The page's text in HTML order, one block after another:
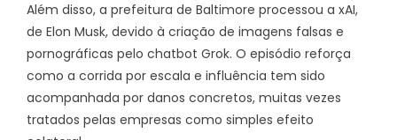
Além disso, a prefeitura de Baltimore processou a xAI,
de Elon Musk, devido à criação de imagens falsas e
pornográficas pelo chatbot Grok. O episódio reforça
como a corrida por escala e influência tem sido
acompanhada por danos concretos, muitas vezes
tratados pelas empresas como simples efeito